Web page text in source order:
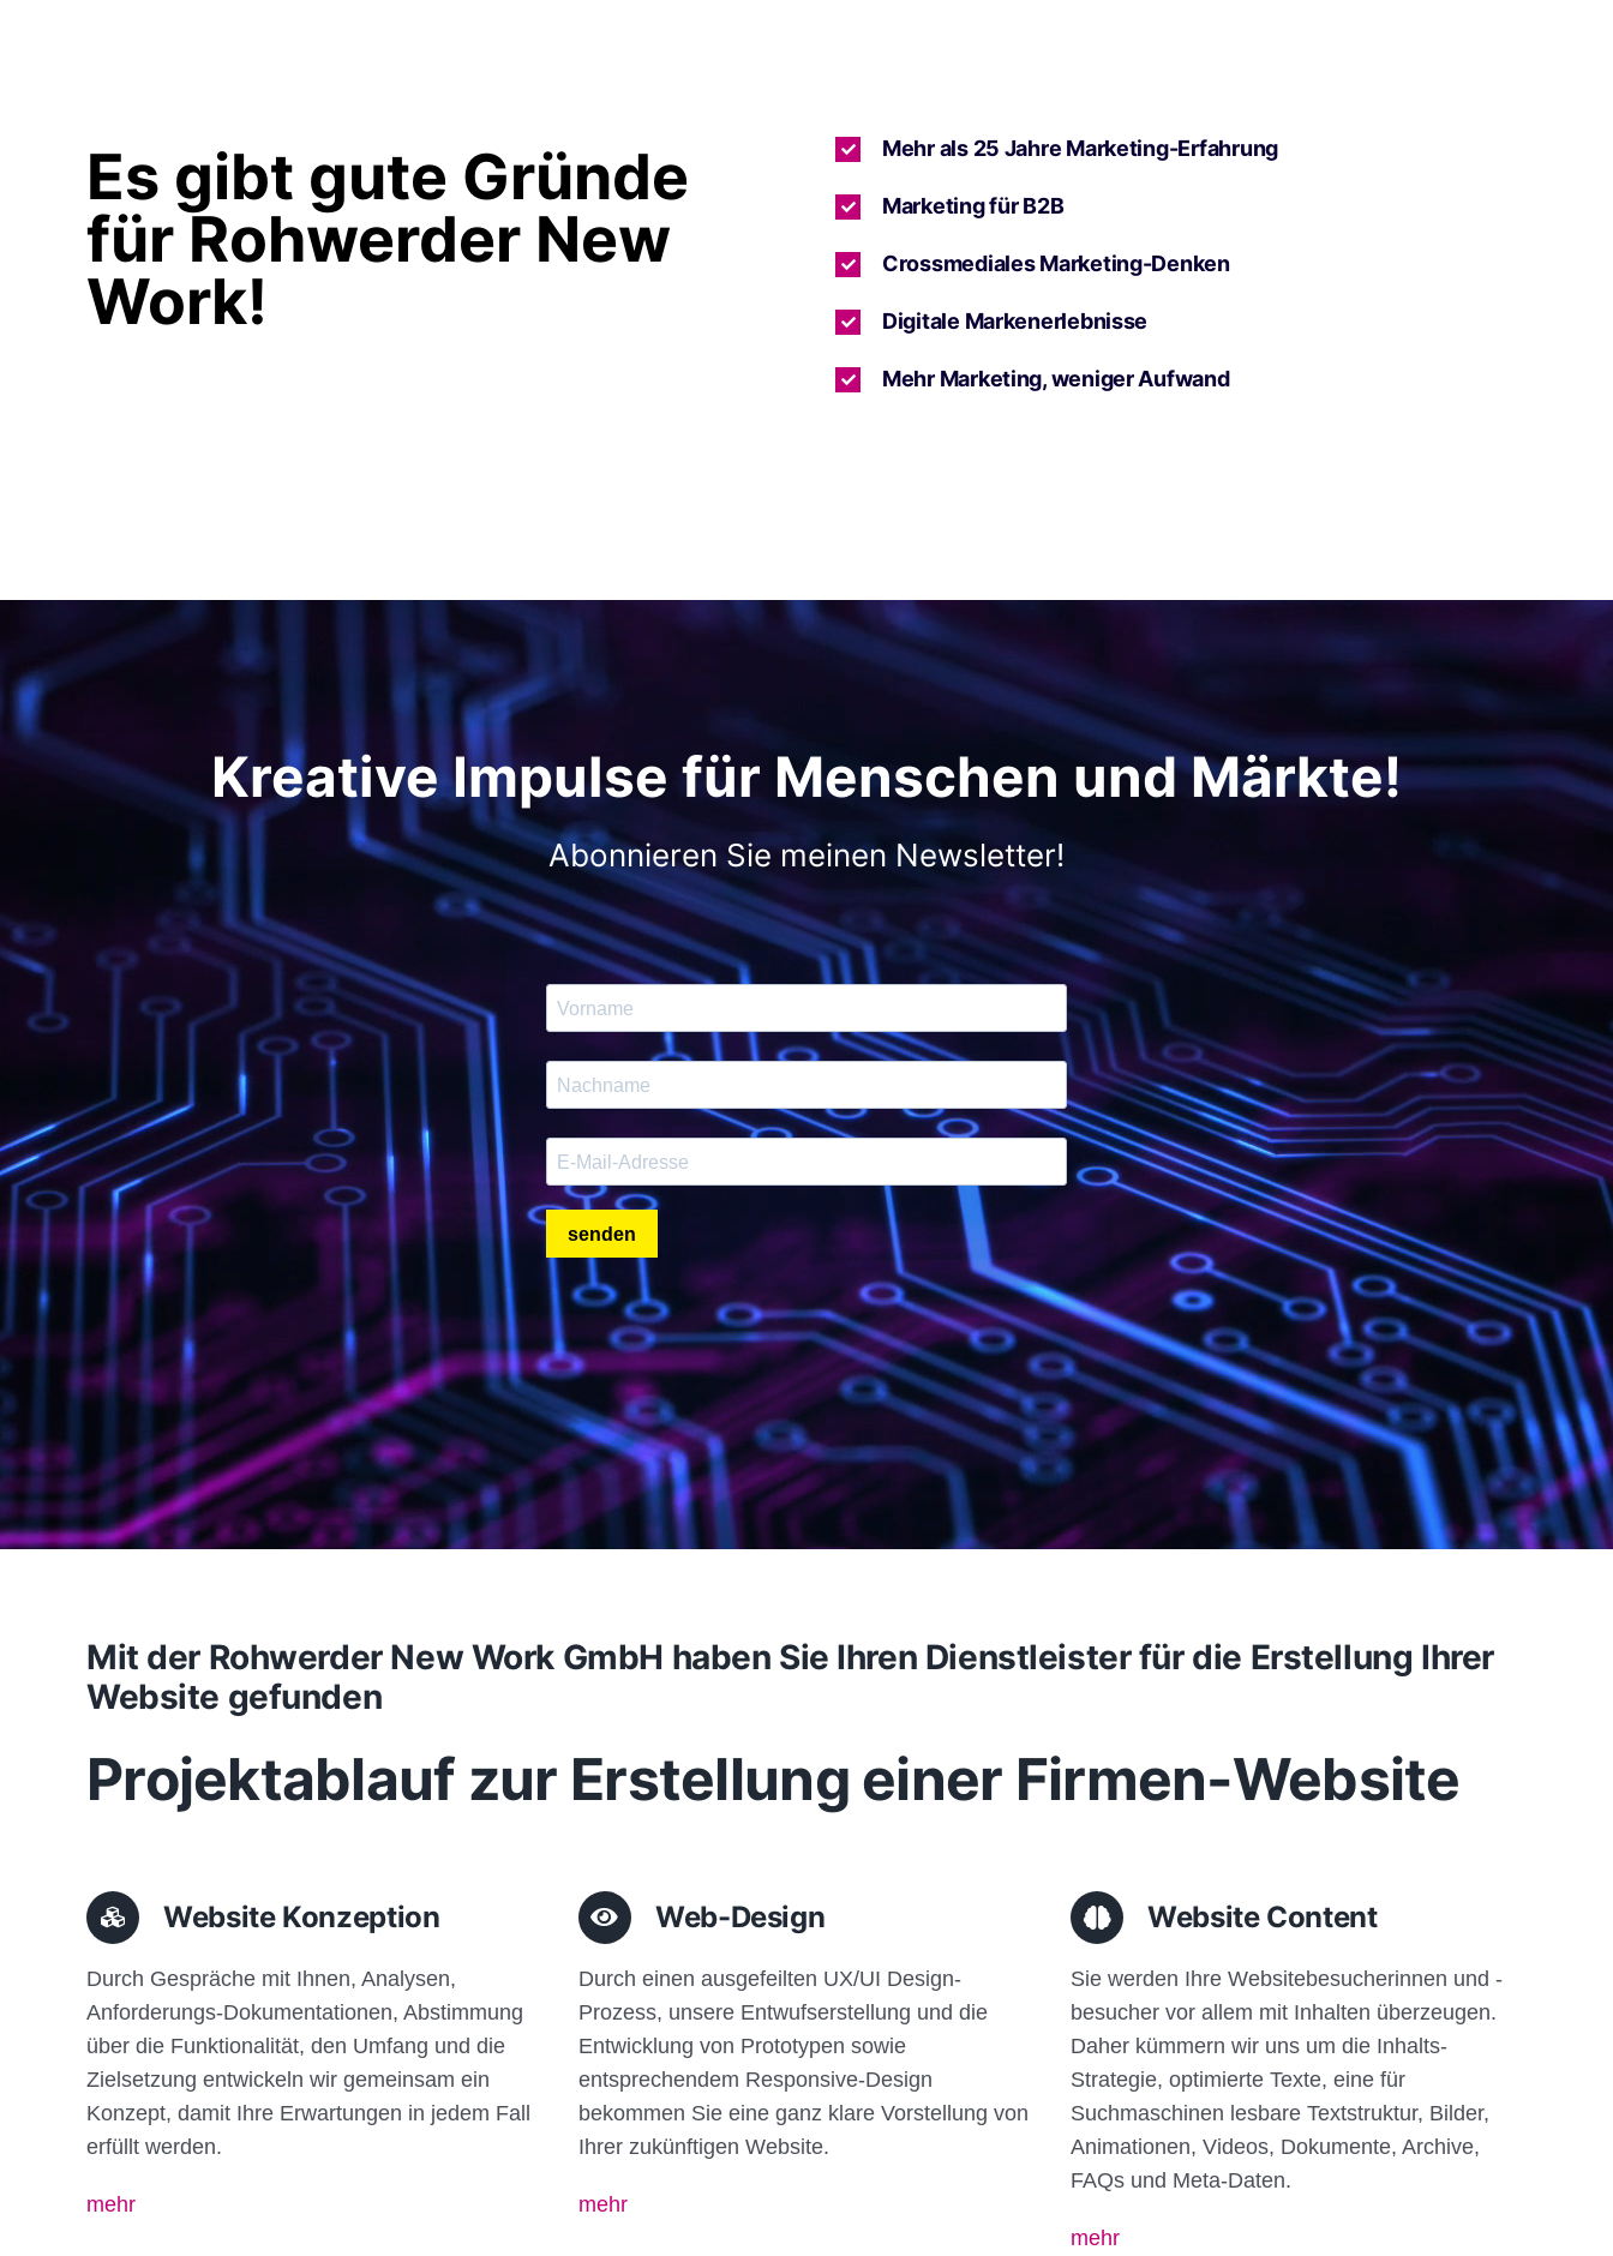
Es gibt gute Gründe
für Rohwerder New
Work!
Mehr als 25 Jahre Marketing-Erfahrung
Marketing für B2B
Crossmediales Marketing-Denken
Digitale Markenerlebnisse
Mehr Marketing, weniger Aufwand
Kreative Impulse für Menschen und Märkte!
Abonnieren Sie meinen Newsletter!
Mit der Rohwerder New Work GmbH haben Sie Ihren Dienstleister für die Erstellung Ihrer
Website gefunden
Projektablauf zur Erstellung einer Firmen-Website
Website Konzeption
Durch Gespräche mit Ihnen, Analysen,
Anforderungs-Dokumentationen, Abstimmung
über die Funktionalität, den Umfang und die
Zielsetzung entwickeln wir gemeinsam ein
Konzept, damit Ihre Erwartungen in jedem Fall
erfüllt werden.
mehr
Web-Design
Durch einen ausgefeilten UX/UI Design-
Prozess, unsere Entwufserstellung und die
Entwicklung von Prototypen sowie
entsprechendem Responsive-Design
bekommen Sie eine ganz klare Vorstellung von
Ihrer zukünftigen Website.
mehr
Website Content
Sie werden Ihre Websitebesucherinnen und -
besucher vor allem mit Inhalten überzeugen.
Daher kümmern wir uns um die Inhalts-
Strategie, optimierte Texte, eine für
Suchmaschinen lesbare Textstruktur, Bilder,
Animationen, Videos, Dokumente, Archive,
FAQs und Meta-Daten.
mehr